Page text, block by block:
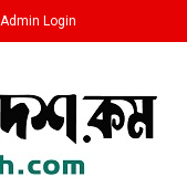
Admin Login